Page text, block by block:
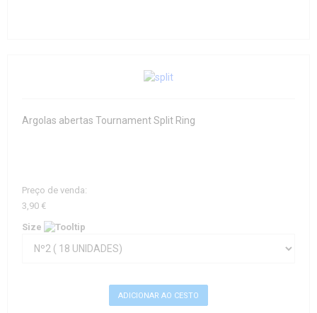
Argolas abertas Tournament Split Ring
Preço de venda:
3,90 €
Size